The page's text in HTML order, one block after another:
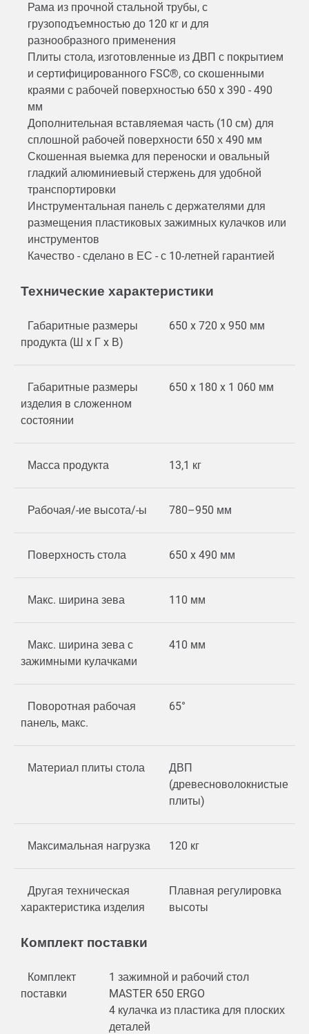
Рама из прочной стальной трубы, с
грузоподъемностью до 120 кг и для
разнообразного применения
Плиты стола, изготовленные из ДВП с покрытием
и сертифицированного FSC®, со скошенными
краями с рабочей поверхностью 650 x 390 - 490
мм
Дополнительная вставляемая часть (10 см) для
сплошной рабочей поверхности 650 х 490 мм
Скошенная выемка для переноски и овальный
гладкий алюминиевый стержень для удобной
транспортировки
Инструментальная панель с держателями для
размещения пластиковых зажимных кулачков или
инструментов
Качество - сделано в ЕС - с 10-летней гарантией
Технические характеристики
Габаритные размеры
продукта (Ш x Г x В)
650 x 720 x 950 мм
Габаритные размеры
изделия в сложенном
состоянии
650 x 180 x 1 060 мм
Масса продукта 13,1 кг
Рабочая/-ие высота/-ы 780–950 мм
Поверхность стола 650 x 490 мм
Макс. ширина зева 110 мм
Макс. ширина зева с
зажимными кулачками
410 мм
Поворотная рабочая
панель, макс.
65°
Материал плиты стола
ДВП
(древесноволокнистые
плиты)
Максимальная нагрузка 120 кг
Другая техническая
характеристика изделия
Плавная регулировка
высоты
Комплект поставки
Комплект
поставки
1 зажимной и рабочий стол
MASTER 650 ERGO
4 кулачка из пластика для плоских
деталей